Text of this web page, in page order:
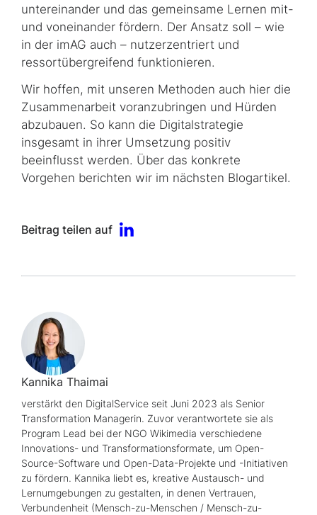
untereinander und das gemeinsame Lernen mit-
und voneinander fördern. Der Ansatz soll – wie
in der imAG auch – nutzerzentriert und
ressortübergreifend funktionieren.
Wir hoffen, mit unseren Methoden auch hier die
Zusammenarbeit voranzubringen und Hürden
abzubauen. So kann die Digitalstrategie
insgesamt in ihrer Umsetzung positiv
beeinflusst werden. Über das konkrete
Vorgehen berichten wir im nächsten Blogartikel.
Beitrag teilen auf
Kannika Thaimai
verstärkt den DigitalService seit Juni 2023 als Senior
Transformation Managerin. Zuvor verantwortete sie als
Program Lead bei der NGO Wikimedia verschiedene
Innovations- und Transformationsformate, um Open-
Source-Software und Open-Data-Projekte und -Initiativen
zu fördern. Kannika liebt es, kreative Austausch- und
Lernumgebungen zu gestalten, in denen Vertrauen,
Verbundenheit (Mensch-zu-Menschen / Mensch-zu-